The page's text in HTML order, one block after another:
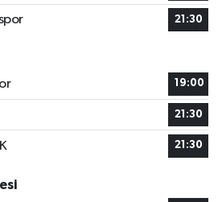
21:30
19:00
21:30
21:30